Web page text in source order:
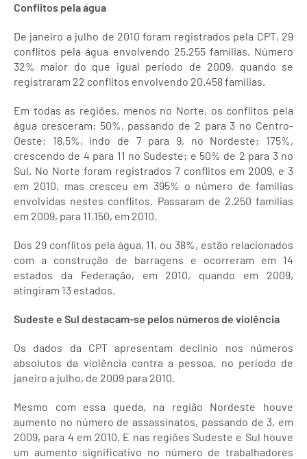
Conflitos pela água
De janeiro a julho de 2010 foram registrados pela CPT, 29
conflitos pela água envolvendo 25.255 famílias. Número
32% maior do que igual período de 2009, quando se
registraram 22 conflitos envolvendo 20.458 famílias.
Em todas as regiões, menos no Norte, os conflitos pela
água cresceram: 50%, passando de 2 para 3 no Centro-
Oeste; 18,5%, indo de 7 para 9, no Nordeste; 175%,
crescendo de 4 para 11 no Sudeste; e 50% de 2 para 3 no
Sul. No Norte foram registrados 7 conflitos em 2009, e 3
em 2010, mas cresceu em 395% o número de famílias
envolvidas nestes conflitos. Passaram de 2.250 famílias
em 2009, para 11.150, em 2010.
Dos 29 conflitos pela água, 11, ou 38%, estão relacionados
com a construção de barragens e ocorreram em 14
estados da Federação, em 2010, quando em 2009,
atingiram 13 estados.
Sudeste e Sul destacam-se pelos números de violência
Os dados da CPT apresentam declínio nos números
absolutos da violência contra a pessoa, no período de
janeiro a julho, de 2009 para 2010.
Mesmo com essa queda, na região Nordeste houve
aumento no número de assassinatos, passando de 3, em
2009, para 4 em 2010. E nas regiões Sudeste e Sul houve
um aumento significativo no número de trabalhadores